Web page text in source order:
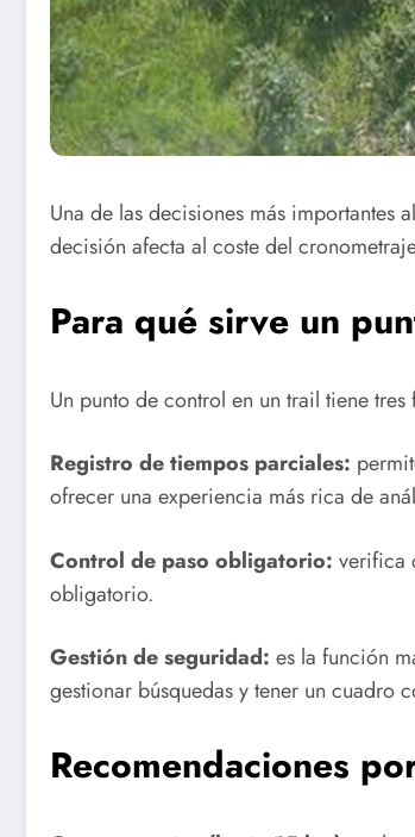
Una de las decisiones más importantes
decisión afecta al coste del
Para qué sirve un
Un punto de control en un trail tiene
Registro de tiempos parciales:
ofrecer una experiencia más rica de
Control de paso obligatorio: verifica
obligatorio.
Gestión de seguridad: es la función
gestionar búsquedas y tener un cuadro
Recomendaciones